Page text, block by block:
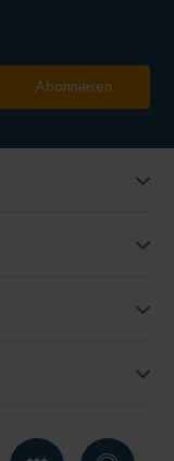
Abonnieren